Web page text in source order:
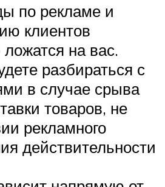
по рекламе и
клиентов
на вас.
разбираться с
в случае срыва
товаров, не
рекламного
действительности